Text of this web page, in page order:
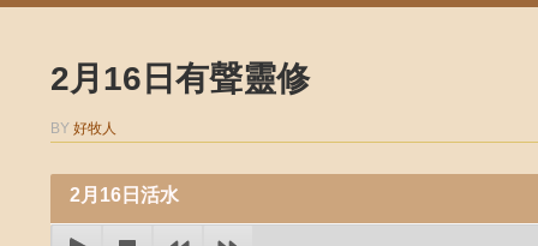
2月16日有聲靈修
BY 好牧人
2月16日活水